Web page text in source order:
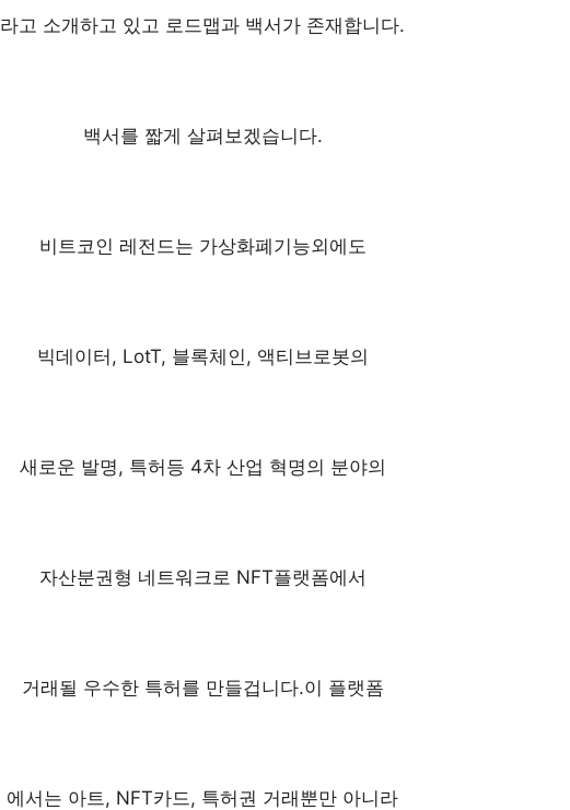
라고 소개하고 있고 로드맵과 백서가 존재합니다.
백서를 짧게 살펴보겠습니다.
비트코인 레전드는 가상화폐기능외에도
빅데이터, LotT, 블록체인, 액티브로봇의
새로운 발명, 특허등 4차 산업 혁명의 분야의
자산분권형 네트워크로 NFT플랫폼에서
거래될 우수한 특허를 만들겁니다.이 플랫폼
에서는 아트, NFT카드, 특허권 거래뿐만 아니라